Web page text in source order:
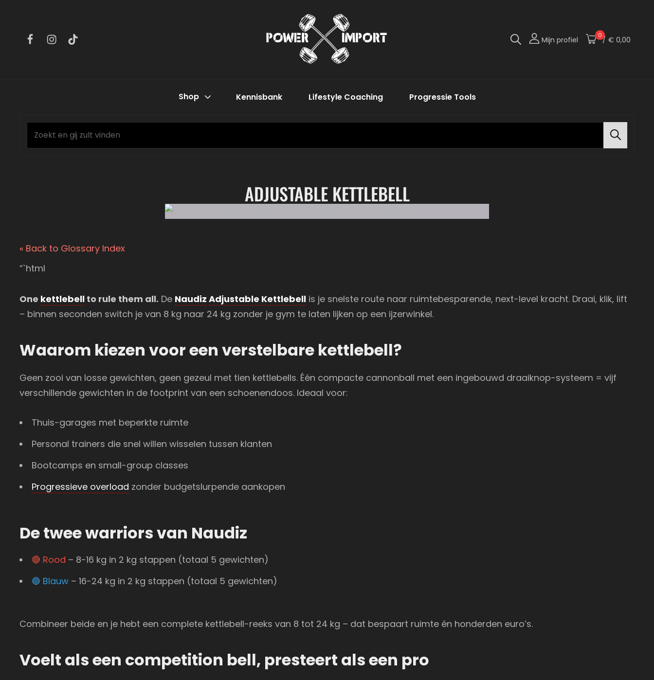
Facebook
Instagram
Tiktok Mijn profiel 0/ € 0,00
Shop Kennisbank Lifestyle Coaching Progressie Tools
ADJUSTABLE KETTLEBELL
« Back to Glossary Index
“`html
One kettlebell to rule them all. De Naudiz Adjustable Kettlebell is je snelste route naar ruimtebesparende, next-level kracht. Draai, klik, lift
– binnen seconden switch je van 8 kg naar 24 kg zonder je gym te laten lijken op een ijzerwinkel.
Waarom kiezen voor een verstelbare kettlebell?
Geen zooi van losse gewichten, geen gezeul met tien kettlebells. Één compacte cannonball met een ingebouwd draaiknop-systeem = vijf
verschillende gewichten in de footprint van een schoenendoos. Ideaal voor:
Thuis-garages met beperkte ruimte
Personal trainers die snel willen wisselen tussen klanten
Bootcamps en small-group classes
Progressieve overload zonder budgetslurpende aankopen
De twee warriors van Naudiz
🔴 Rood – 8-16 kg in 2 kg stappen (totaal 5 gewichten)
🔵 Blauw – 16-24 kg in 2 kg stappen (totaal 5 gewichten)
Combineer beide en je hebt een complete kettlebell-reeks van 8 tot 24 kg – dat bespaart ruimte én honderden euro’s.
Voelt als een competition bell, presteert als een pro